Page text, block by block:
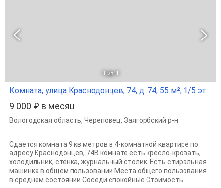
1 из 1
Комната, улица Краснодонцев, 74, д. 74, 55 м², 1/5 эт.
9 000 ₽ в месяц
Вологодская область, Череповец, Заягорбский р-н
Сдается комната 9 кв метров в 4-комнатной квартире по
адресу Краснодонцев, 74В комнате есть кресло-кровать,
холодильник, стенка, журнальный столик. Есть стиральная
машинка в общем пользовании.Места общего пользования
в среднем состоянии.Соседи спокойные.Стоимость...